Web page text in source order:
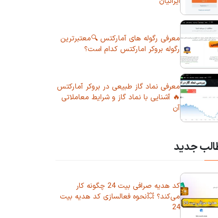
معرفی رگوله های آمارکتس 🔍معتبرترین
رگوله بروکر امارکتس کدام است؟
معرفی نماد گاز طبیعی در بروکر آمارکتس
🔥 آشنایی با نماد گاز و شرایط معاملاتی
آن
جدید
کد هدیه صرافی بیت 24 چگونه کار
می‌کند؟ 💥نحوه فعالسازی کد هدیه بیت
24